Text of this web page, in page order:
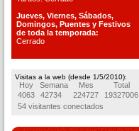
Jueves, Viernes, Sábados,
Domingos, Puentes y Festivos
de toda la temporada:
Cerrado
Visitas a la web (desde 1/5/2010):
Hoy Semana Mes
Total
4063
42734 224727
19327006
54 visitantes conectados